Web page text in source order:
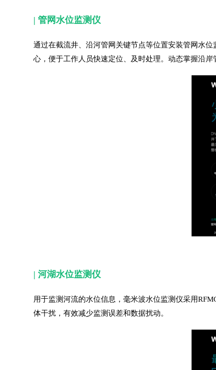
|管网水位监测仪
通过在截流井、沿河管网关键节点等位置安装管网水
心，便于工作人员快速定位、及时处理。动态掌握沿
|河湖水位监测仪
用于监测河流的水位信息，毫米波水位监测仪采用
体干扰，有效减少监测误差和数据扰动。